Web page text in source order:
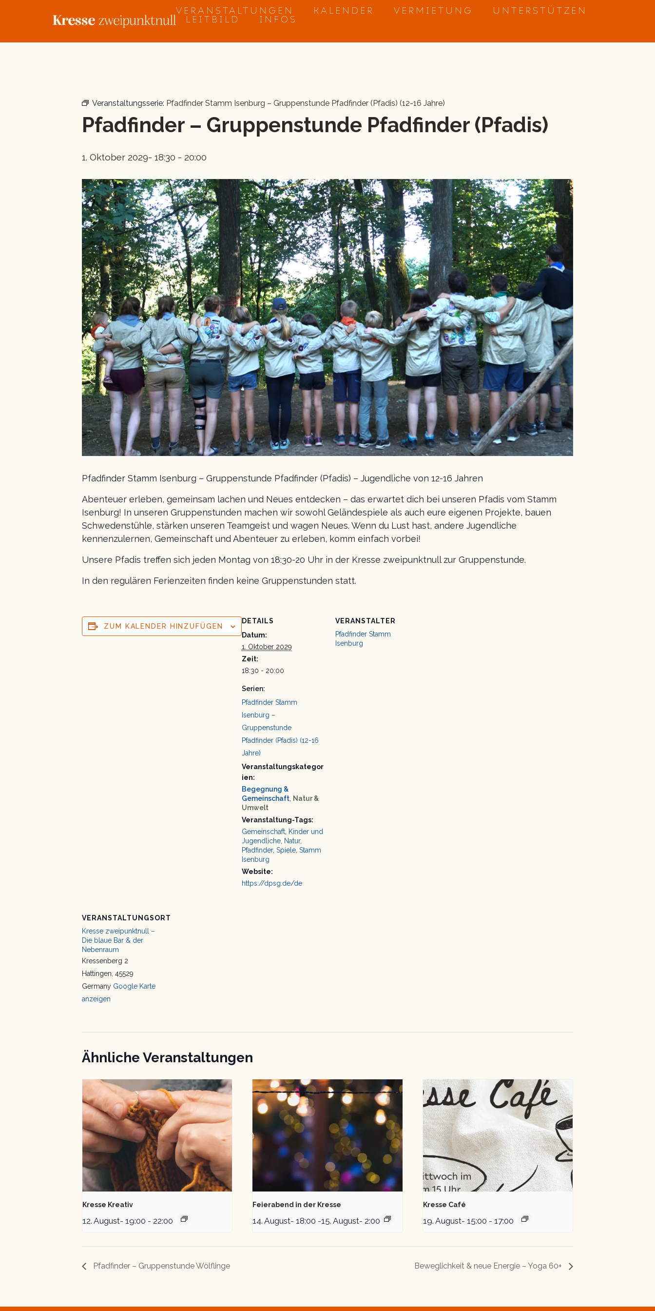
VERANSTALTUNGEN KALENDER VERMIETUNG
UNTERSTÜTZEN
LEITBILD
INFOS
Veranstaltungsserie: Pfadfinder Stamm Isenburg – Gruppenstunde Pfadfinder (Pfadis) (12-16 Jahre)
Pfadfinder – Gruppenstunde Pfadfinder (Pfadis)
1. Oktober 2029- 18:30 - 20:00
Pfadfinder Stamm Isenburg – Gruppenstunde Pfadfinder (Pfadis) – Jugendliche von 12-16 Jahren
Abenteuer erleben, gemeinsam lachen und Neues entdecken – das erwartet dich bei unseren Pfadis vom Stamm
Isenburg! In unseren Gruppenstunden machen wir sowohl Geländespiele als auch eure eigenen Projekte, bauen
Schwedenstühle, stärken unseren Teamgeist und wagen Neues. Wenn du Lust hast, andere Jugendliche
kennenzulernen, Gemeinschaft und Abenteuer zu erleben, komm einfach vorbei!
Unsere Pfadis treffen sich jeden Montag von 18:30-20 Uhr in der Kresse zweipunktnull zur Gruppenstunde.
In den regulären Ferienzeiten finden keine Gruppenstunden statt.
ZUM KALENDER HINZUFÜGEN
DETAILS
Datum:
1. Oktober 2029
Zeit:
18:30 - 20:00
Serien:
Pfadfinder Stamm
Isenburg –
Gruppenstunde
Pfadfinder (Pfadis) (12-16
Jahre)
Veranstaltungskategor
ien:
Begegnung &
Gemeinschaft, Natur &
Umwelt
Veranstaltung-Tags:
Gemeinschaft, Kinder und
Jugendliche, Natur,
Pfadfinder, Spiele, Stamm
Isenburg
Website:
https://dpsg.de/de
VERANSTALTER
Pfadfinder Stamm
Isenburg
VERANSTALTUNGSORT
Kresse zweipunktnull –
Die blaue Bar & der
Nebenraum
Kressenberg 2
Hattingen 45529
Germany Google Karte
anzeigen
Ähnliche Veranstaltungen
Kresse Kreativ
12. August- 19:00 - 22:00
Feierabend in der Kresse
14. August- 18:00 -15. August- 2:00
Kresse Café
19. August- 15:00 - 17:00
Pfadfinder – Gruppenstunde Wölflinge Beweglichkeit & neue Energie – Yoga 60+